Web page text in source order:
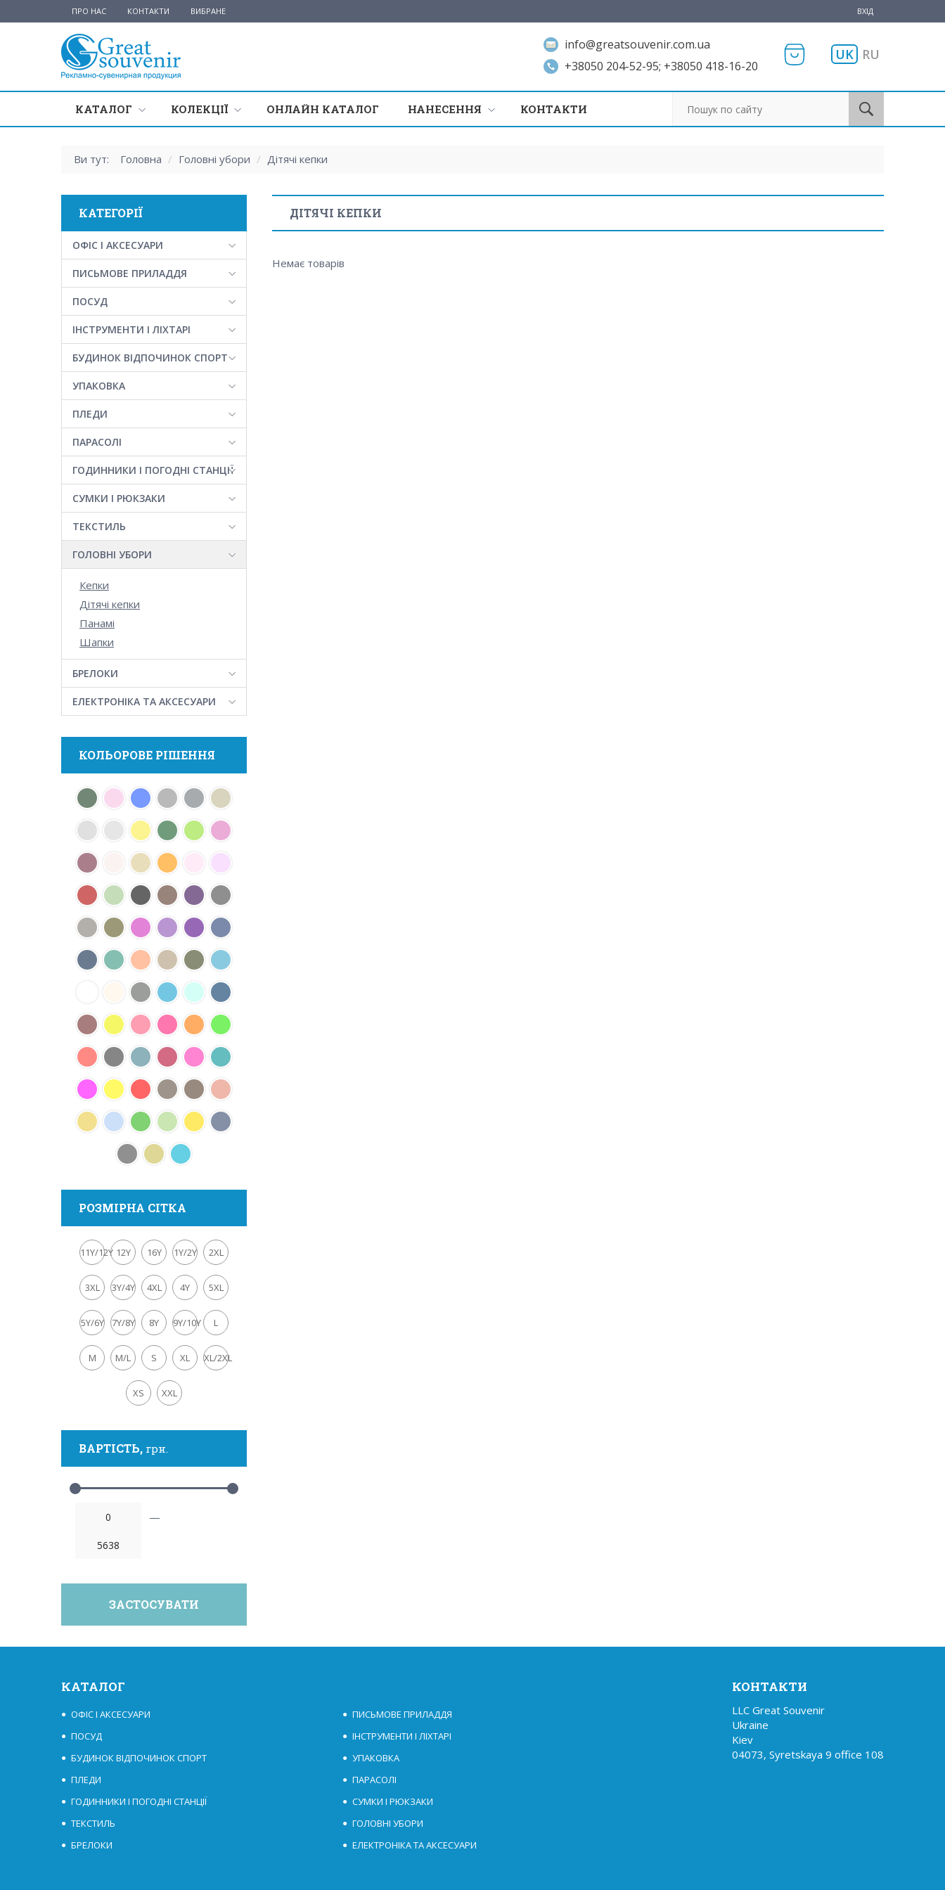
ПРО НАС КОНТАКТИ ВИБРАНЕ ВХІД
UK RU
info@greatsouvenir.com.ua
+38050 204-52-95; +38050 418-16-20
КАТАЛОГ КОЛЕКЦІЇ ОНЛАЙН КАТАЛОГ НАНЕСЕННЯ КОНТАКТИ
Ви тут: Головна / Головні убори / Дітячі кепки
ДІТЯЧІ КЕПКИ
Немає товарів
КАТЕГОРІЇ
ОФІС І АКСЕСУАРИ
ПИСЬМОВЕ ПРИЛАДДЯ
ПОСУД
ІНСТРУМЕНТИ І ЛІХТАРІ
БУДИНОК ВІДПОЧИНОК СПОРТ
УПАКОВКА
ПЛЕДИ
ПАРАСОЛІ
ГОДИННИКИ І ПОГОДНІ СТАНЦІЇ
СУМКИ І РЮКЗАКИ
ТЕКСТИЛЬ
ГОЛОВНІ УБОРИ
Кепки
Дітячі кепки
Панамі
Шапки
БРЕЛОКИ
ЕЛЕКТРОНІКА ТА АКСЕСУАРИ
КОЛЬОРОВЕ РІШЕННЯ
РОЗМІРНА СІТКА
11Y/12Y 12Y 16Y 1Y/2Y 2XL
3XL 3Y/4Y 4XL 4Y 5XL
5Y/6Y 7Y/8Y 8Y 9Y/10Y L
M M/L S XL XL/2XL
XS XXL
ВАРТІСТЬ, грн.
—
КАТАЛОГ
ОФІС І АКСЕСУАРИ
ПИСЬМОВЕ ПРИЛАДДЯ
ПОСУД
ІНСТРУМЕНТИ І ЛІХТАРІ
БУДИНОК ВІДПОЧИНОК СПОРТ
УПАКОВКА
ПЛЕДИ
ПАРАСОЛІ
ГОДИННИКИ І ПОГОДНІ СТАНЦІЇ
СУМКИ І РЮКЗАКИ
ТЕКСТИЛЬ
ГОЛОВНІ УБОРИ
БРЕЛОКИ
ЕЛЕКТРОНІКА ТА АКСЕСУАРИ
КОНТАКТИ
LLC Great Souvenir
Ukraine
Kiev
04073, Syretskaya 9 office 108